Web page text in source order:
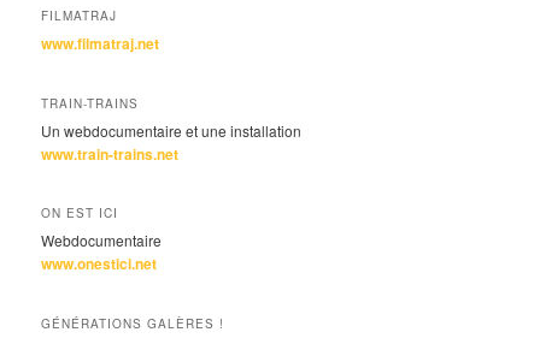
FILMATRAJ
www.filmatraj.net
TRAIN-TRAINS
Un webdocumentaire et une installation
www.train-trains.net
ON EST ICI
Webdocumentaire
www.onestici.net
GÉNÉRATIONS GALÈRES !